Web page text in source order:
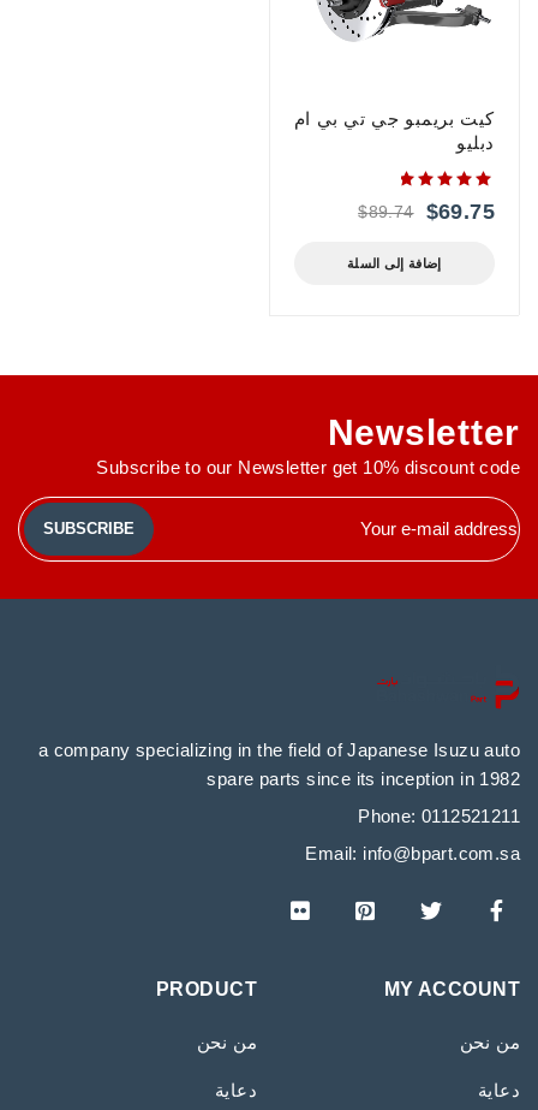
كيت بريمبو جي تي بي ام
دبليو
$89.74 $69.75
إضافة إلى السلة
Newsletter
Subscribe to our Newsletter get 10% discount code
SUBSCRIBE
a company specializing in the field of Japanese Isuzu auto
spare parts since its inception in 1982
Phone: 0112521211
Email: info@bpart.com.sa
MY ACCOUNT
من نحن
دعاية
PRODUCT
من نحن
دعاية